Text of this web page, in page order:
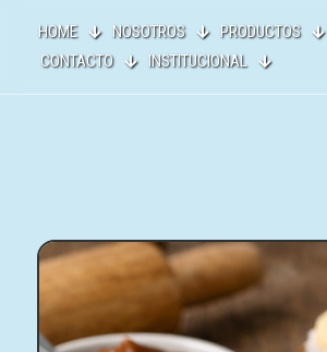
HOME NOSOTROS
PRODUCTOS
CONTACTO
INSTITUCIONAL